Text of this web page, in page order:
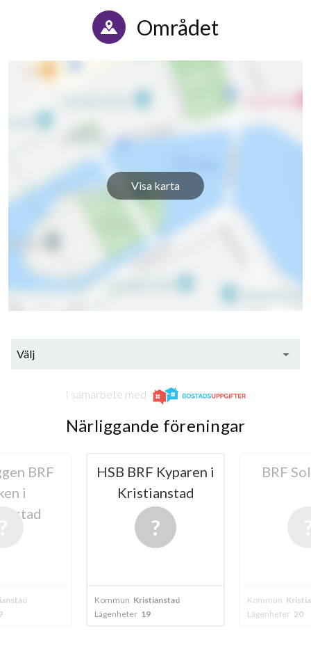
Området
Visa karta
Välj
I samarbete med
Närliggande föreningar
BRF
i
HSB BRF Kyparen i
Kristianstad
Kommun Kristianstad - kristianstad-kulltorp
Lägenheter 19
BRF
Kommun
Lägenheter 20